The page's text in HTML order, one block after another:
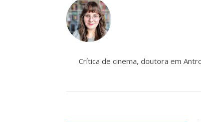
Crítica de cinema, doutora em